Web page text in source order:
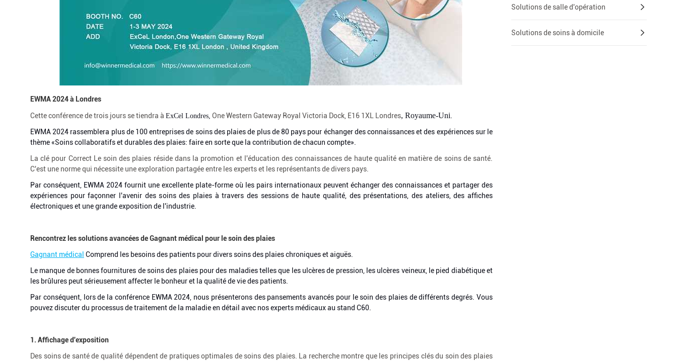
EWMA 2024 à Londres
Cette conférence de trois jours se tiendra à ExCel Londres, One Western Gateway Royal Victoria Dock, E16 1XL Londres, Royaume-Uni.
EWMA 2024 rassemblera plus de 100 entreprises de soins des plaies de plus de 80 pays pour échanger des connaissances et des expériences sur le
thème «Soins collaboratifs et durables des plaies: faire en sorte que la contribution de chacun compte».
La clé pour CorrectLe soin des plaies réside dans la promotion et l'éducation des connaissances de haute qualité en matière de soins de santé.
C'est une norme qui nécessite une exploration partagée entre les experts et les représentants de divers pays.
Par conséquent, EWMA 2024 fournit une excellente plate-forme où les pairs internationaux peuvent échanger des connaissances et partager des
expériences pour façonner l'avenir des soins des plaies à travers des sessions de haute qualité, des présentations, des ateliers, des affiches
électroniques et une grande exposition de l'industrie.
Rencontrez les solutions avancées de Gagnant médical pour le soin des plaies
Gagnant médical Comprend les besoins des patients pour divers soins des plaies chroniques et aiguës.
Le manque de bonnes fournitures de soins des plaies pour des maladies telles que les ulcères de pression, les ulcères veineux, le pied diabétique et
les brûlures peut sérieusement affecter le bonheur et la qualité de vie des patients.
Par conséquent, lors de la conférence EWMA 2024, nous présenterons des pansements avancés pour le soin des plaies de différents degrés. Vous
pouvez discuter du processus de traitement de la maladie en détail avec nos experts médicaux au stand C60.
1. Affichage d'exposition
Des soins de santé de qualité dépendent de pratiques optimales de soins des plaies. La recherche montre que les principes clés du soin des plaies
Solutions de salle d'opération
Solutions de soins à domicile